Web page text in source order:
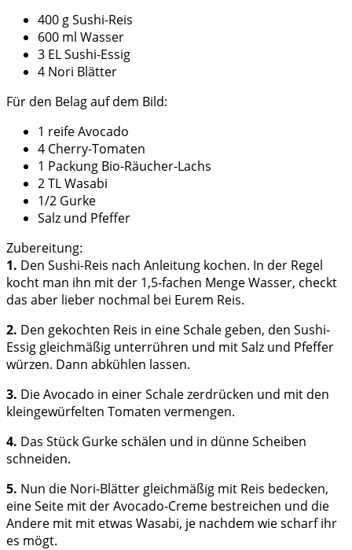
400 g Sushi-Reis
600 ml Wasser
3 EL Sushi-Essig
4 Nori Blätter
Für den Belag auf dem Bild:
1 reife Avocado
4 Cherry-Tomaten
1 Packung Bio-Räucher-Lachs
2 TL Wasabi
1/2 Gurke
Salz und Pfeffer
Zubereitung:
1. Den Sushi-Reis nach Anleitung kochen. In der Regel
kocht man ihn mit der 1,5-fachen Menge Wasser, checkt
das aber lieber nochmal bei Eurem Reis.
2. Den gekochten Reis in eine Schale geben, den Sushi-
Essig gleichmäßig unterrühren und mit Salz und Pfeffer
würzen. Dann abkühlen lassen.
3. Die Avocado in einer Schale zerdrücken und mit den
kleingewürfelten Tomaten vermengen.
4. Das Stück Gurke schälen und in dünne Scheiben
schneiden.
5. Nun die Nori-Blätter gleichmäßig mit Reis bedecken,
eine Seite mit der Avocado-Creme bestreichen und die
Andere mit mit etwas Wasabi, je nachdem wie scharf ihr
es mögt.